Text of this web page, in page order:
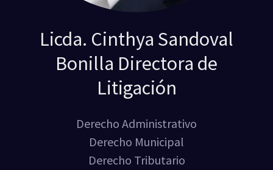
Licda. Cinthya Sandoval
Bonilla Directora de
Litigación
Derecho Administrativo
Derecho Municipal
Derecho Tributario